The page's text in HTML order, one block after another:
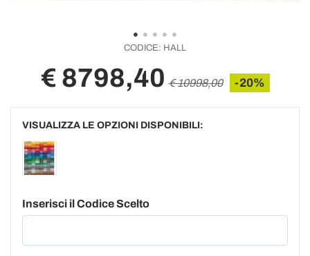
CODICE: HALL
€ 8798,40 € 10998,00 -20%
VISUALIZZA LE OPZIONI DISPONIBILI:
Inserisci il Codice Scelto